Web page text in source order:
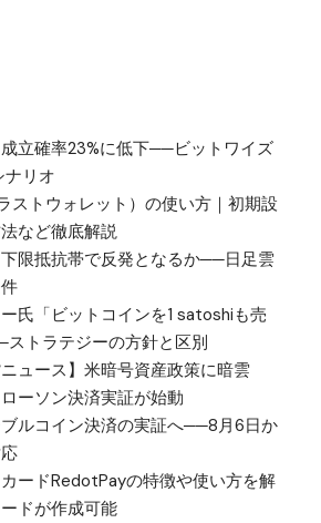
立確率23%に低下──ビットワイズ
ナリオ
ストウォレット）の使い方｜初期設
など徹底解説
限抵抗帯で反発となるか──日足雲
件
氏「ビットコインを1 satoshiも売
トラテジーの方針と区別
ニュース】米暗号資産政策に暗雲
ーソン決済実証が始動
ルコイン決済の実証へ──8月6日か
ードRedotPayの特徴や使い方を解
ドが作成可能